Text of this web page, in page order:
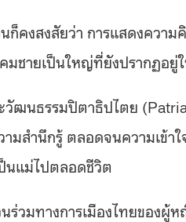
ก็คงสงสัยว่า การแสดงควา
มชายเป็นใหญ่ที่ยังปรากฏอยู่
วัฒนธรรมปิตาธิปไตย
มสำนึกรู้ ตลอดจนความเข้า
นแม่ไปตลอดชีวิต
นร่วมทางการเมืองไทยของ